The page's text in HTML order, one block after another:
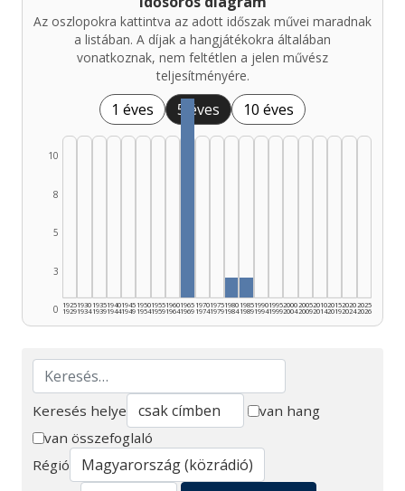
Az oszlopokra kattintva az adott időszak művei maradnak
a listában. A díjak a hangjátékokra általában
vonatkoznak, nem feltétlen a jelen művész
teljesítményére.
1 éves 5 éves 10 éves
0
3
5
8
10
1925
1929
1930
1934
1935
1939
1940
1944
1945
1949
1950
1954
1955
1959
1960
1964
1965
1969
1970
1974
1975
1979
1980
1984
1985
1989
1990
1994
1995
1999
2000
2004
2005
2009
2010
2014
2015
2019
2020
2024
2025
2026
Keresés
Keresés helye
van hang
van összefoglaló
Régió